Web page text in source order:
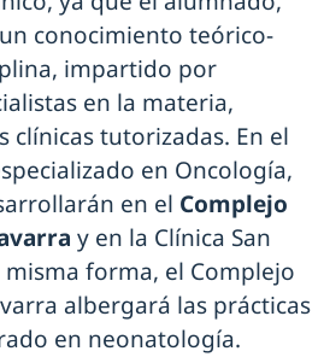
conocimiento teórico-
impartido por
en la materia,
clínicas tutorizadas. En el
en Oncología,
en el Complejo
y en la Clínica San
misma forma, el Complejo
albergará las prácticas
en neonatología.